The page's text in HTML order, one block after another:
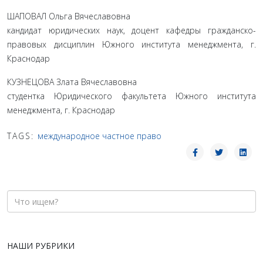
ШАПОВАЛ Ольга Вячеславовна
кандидат юридических наук, доцент кафедры гражданско-
правовых дисциплин Южного института менеджмента, г.
Краснодар
КУЗНЕЦОВА Злата Вячеславовна
студентка Юридического факультета Южного института
менеджмента, г. Краснодар
TAGS: международное частное право
НАШИ РУБРИКИ